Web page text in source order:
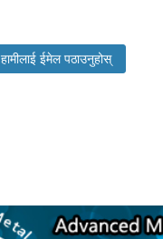
हामीलाई ईमेल पठाउनुहोस्